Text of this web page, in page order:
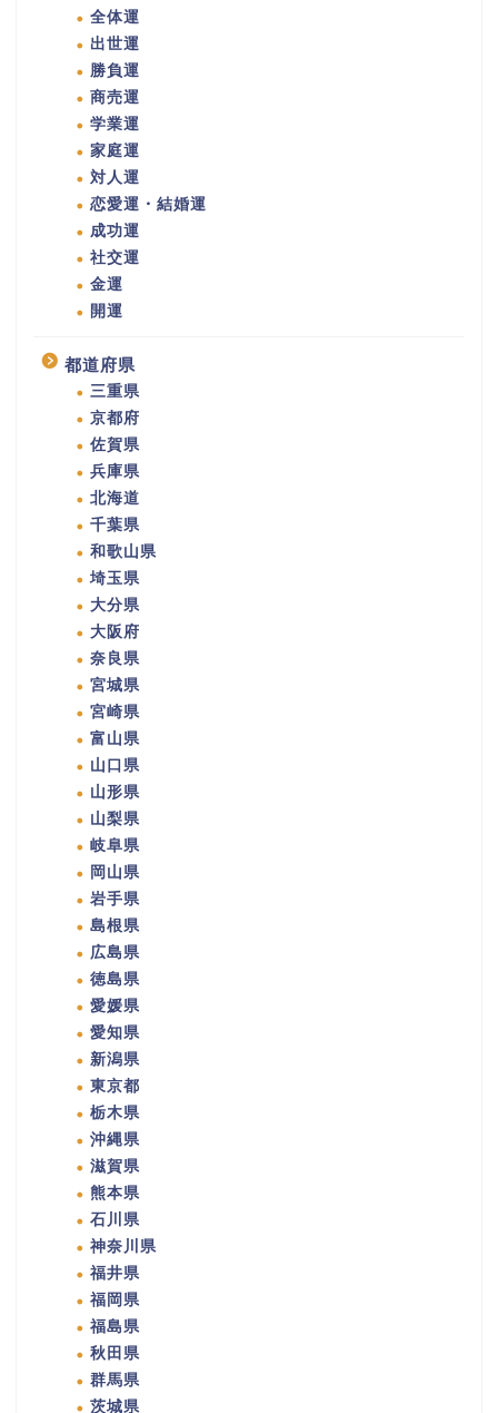
全体運
出世運
勝負運
商売運
学業運
家庭運
対人運
恋愛運・結婚運
成功運
社交運
金運
開運
都道府県
三重県
京都府
佐賀県
兵庫県
北海道
千葉県
和歌山県
埼玉県
大分県
大阪府
奈良県
宮城県
宮崎県
富山県
山口県
山形県
山梨県
岐阜県
岡山県
岩手県
島根県
広島県
徳島県
愛媛県
愛知県
新潟県
東京都
栃木県
沖縄県
滋賀県
熊本県
石川県
神奈川県
福井県
福岡県
福島県
秋田県
群馬県
茨城県